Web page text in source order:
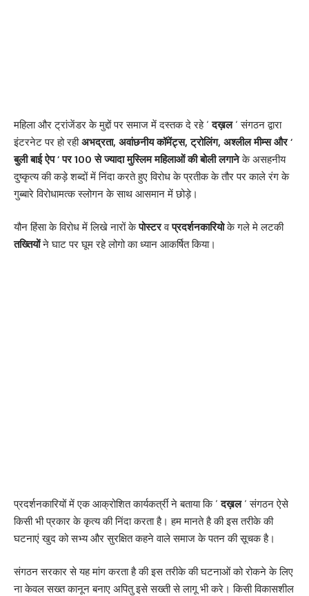
महिला और ट्रांजेंडर के मुद्दों पर समाज में दस्तक दे रहे ‘दख़ल‘ संगठन द्वारा
इंटरनेट पर हो रहीअभद्रता, अवांछनीय कॉमेंट्स, ट्रोलिंग, अश्लील मीम्स और ‘
बुली बाई ऐप ‘ पर 100 से ज्यादा मुस्लिम महिलाओं की बोली लगानेके असहनीय
दुष्कृत्य की कड़े शब्दों में निंदा करते हुए विरोध के प्रतीक के तौर पर काले रंग के
गुब्बारे विरोधामत्क स्लोगन के साथ आसमान में छोड़े।
यौन हिंसा के विरोध में लिखे नारों केपोस्टरवप्रदर्शनकारियोके गले मे लटकी
तख्तियोंने घाट पर घूम रहे लोगो का ध्यान आकर्षित किया।
प्रदर्शनकारियों में एक आक्रोशित कार्यकर्त्री ने बताया कि ‘दख़ल‘ संगठन ऐसे
किसी भी प्रकार के कृत्य की निंदा करता है। हम मानते है की इस तरीके की
घटनाएं खुद को सभ्य और सुरक्षित कहने वाले समाज के पतन की सूचक है।
संगठन सरकार से यह मांग करता है की इस तरीके की घटनाओं को रोकने के लिए
ना केवल सख्त कानून बनाए अपितु इसे सख्ती से लागू भी करे। किसी विकासशील